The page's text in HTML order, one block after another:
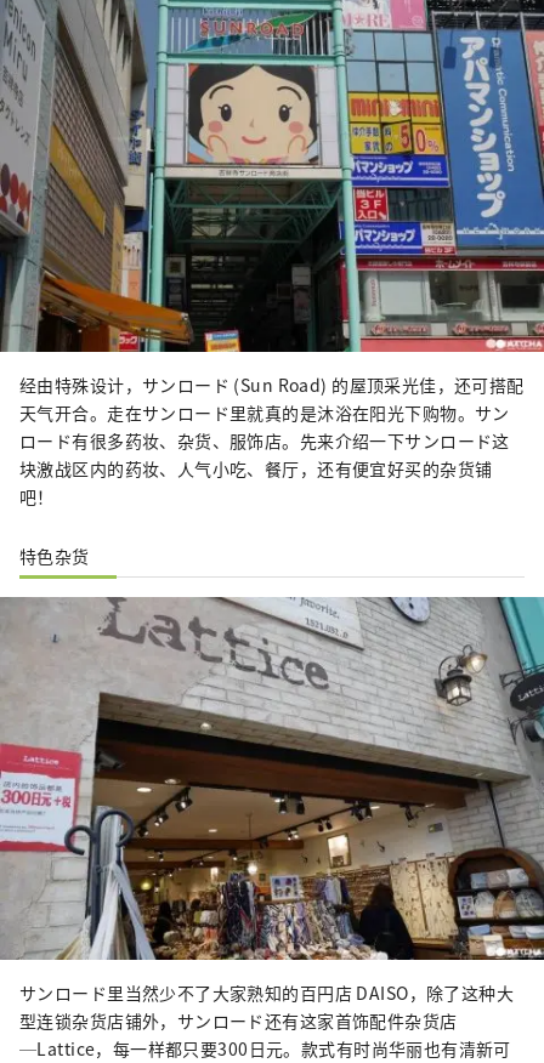
经由特殊设计，サンロード (Sun Road) 的屋顶采光佳，还可搭配
天气开合。走在サンロード里就真的是沐浴在阳光下购物。サン
ロード有很多药妆、杂货、服饰店。先来介绍一下サンロード这
块激战区内的药妆、人气小吃、餐厅，还有便宜好买的杂货铺
吧！
特色杂货
サンロード里当然少不了大家熟知的百円店 DAISO，除了这种大
型连锁杂货店铺外，サンロード还有这家首饰配件杂货店
─Lattice，每一样都只要300日元。款式有时尚华丽也有清新可